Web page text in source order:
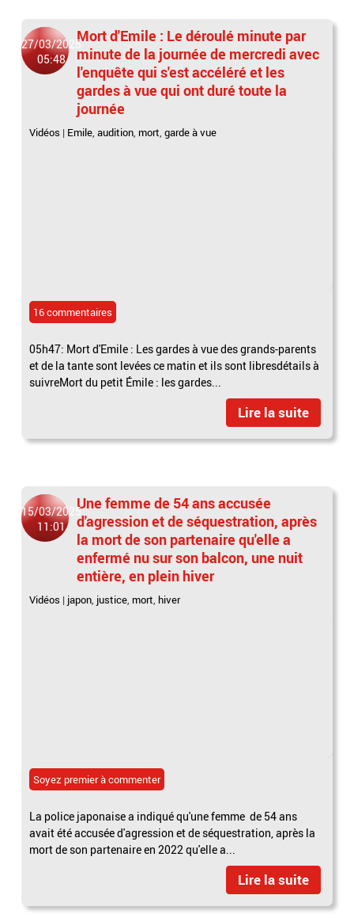
27/03/2025
05:48
Mort d'Emile : Le déroulé minute par
minute de la journée de mercredi avec
l'enquête qui s'est accéléré et les
gardes à vue qui ont duré toute la
journée
Vidéos | Emile,audition, mort,garde à vue
16 commentaires
05h47: Mort d'Emile : Les gardes à vue des grands-parents
et de la tante sont levées ce matin et ils sont libresdétails à
suivreMort du petit Émile : les gardes...
Lire la suite
15/03/2025
11:01
Une femme de 54 ans accusée
d'agression et de séquestration, après
la mort de son partenaire qu'elle a
enfermé nu sur son balcon, une nuit
entière, en plein hiver
Vidéos | japon, justice, mort, hiver
Soyez premier à commenter
La police japonaise a indiqué qu'une femme de 54 ans
avait été accusée d'agression et de séquestration, après la
mort de son partenaire en 2022 qu'elle a...
Lire la suite